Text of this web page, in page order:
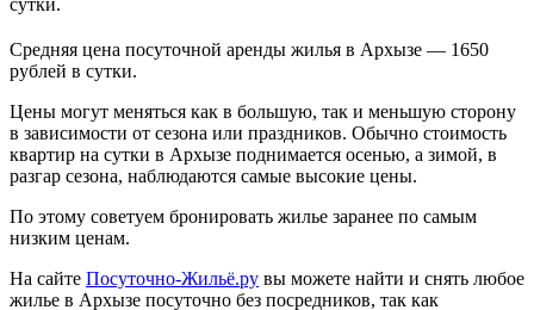
Средняя цена посуточной аренды жилья в Архызе — 1650
рублей в сутки.
Цены могут меняться как в большую, так и меньшую сторону
в зависимости от сезона или праздников. Обычно стоимость
квартир на сутки в Архызе поднимается осенью, а зимой, в
разгар сезона, наблюдаются самые высокие цены.
По этому советуем бронировать жилье заранее по самым
низким ценам.
На сайте Посуточно-Жильё.ру вы можете найти и снять любое
жилье в Архызе посуточно без посредников, так как